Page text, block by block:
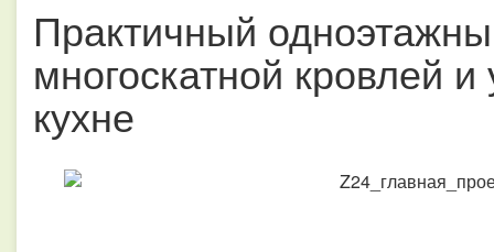
Практичный
многоскатной кровлей
кухне